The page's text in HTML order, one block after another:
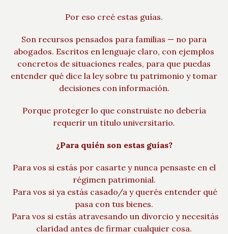
Por eso creé estas guías.
Son recursos pensados para familias — no para
abogados. Escritos en lenguaje claro, con ejemplos
concretos de situaciones reales, para que puedas
entender qué dice la ley sobre tu patrimonio y tomar
decisiones con información.
Porque proteger lo que construiste no debería
requerir un título universitario.
¿Para quién son estas guías?
Para vos si estás por casarte y nunca pensaste en el
régimen patrimonial.
Para vos si ya estás casado/a y querés entender qué
pasa con tus bienes.
Para vos si estás atravesando un divorcio y necesitás
claridad antes de firmar cualquier cosa.